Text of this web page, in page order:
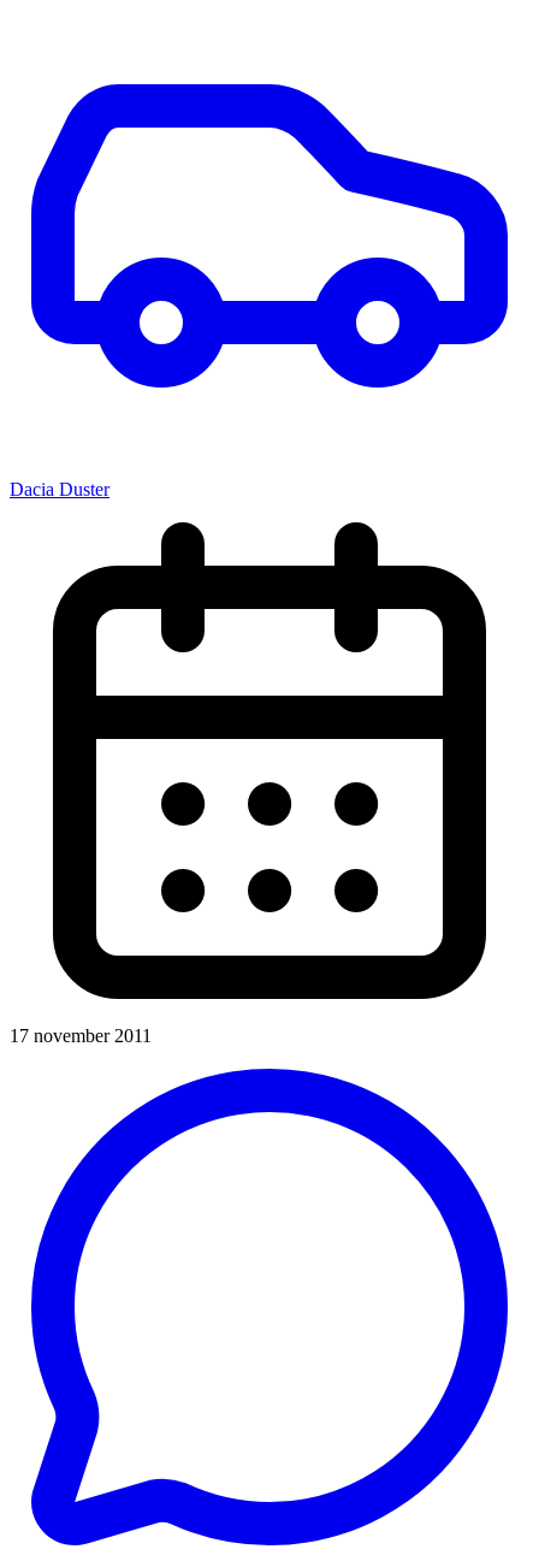
Dacia Duster
17 november 2011